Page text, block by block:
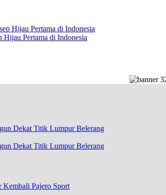
Pertama di Indonesia
Dekat Titik Lumpur Belerang
Pajero Sport